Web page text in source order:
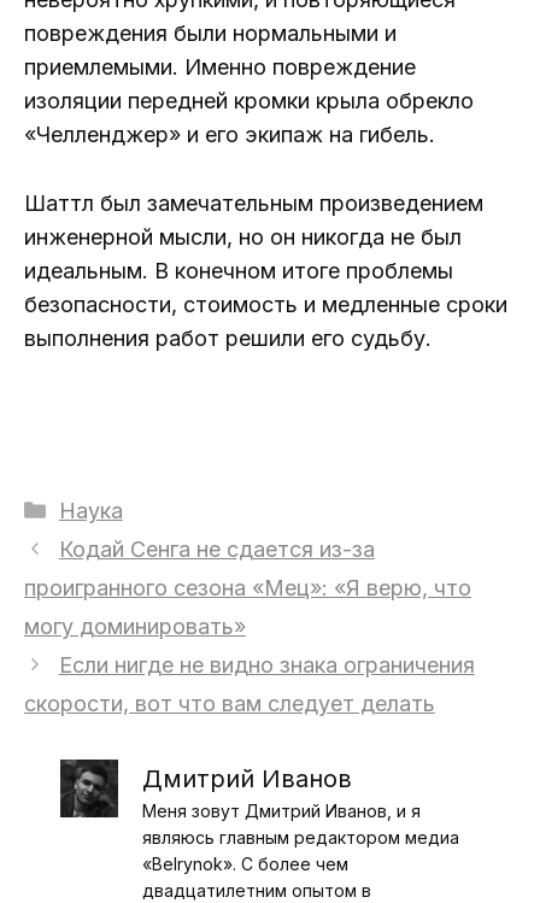
повреждения были нормальными и
приемлемыми. Именно повреждение
изоляции передней кромки крыла обрекло
«Челленджер» и его экипаж на гибель.
Шаттл был замечательным произведением
инженерной мысли, но он никогда не был
идеальным. В конечном итоге проблемы
безопасности, стоимость и медленные сроки
выполнения работ решили его судьбу.
Рубрики
Наука
Кодай Сенга не сдается из-за
проигранного сезона «Мец»: «Я верю, что
могу доминировать»
Если нигде не видно знака ограничения
скорости, вот что вам следует делать
Дмитрий Иванов
Меня зовут Дмитрий Иванов, и я
являюсь главным редактором медиа
«Belrynok». С более чем
двадцатилетним опытом в